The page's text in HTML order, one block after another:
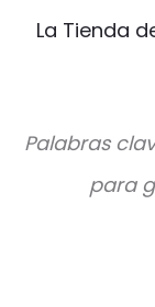
La Tienda
Palabras
para